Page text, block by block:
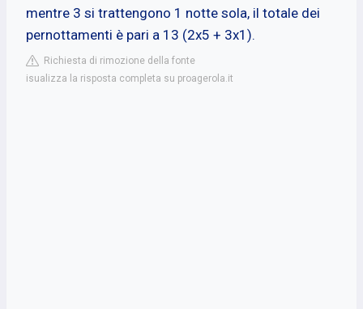
mentre 3 si trattengono 1 notte sola, il totale dei
pernottamenti è pari a 13 (2x5 + 3x1).
Richiesta di rimozione della fonte
isualizza la risposta completa su proagerola.it